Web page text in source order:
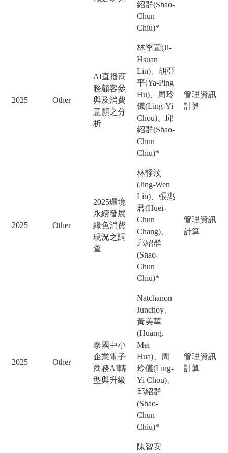
紹群(Shao-
Chun
Chiu)*
2025 Other
AI直播商
務顧客參
與及消費
意願之分
析
林季萱(Ji-
Hsuan
Lin)、胡亞
平(Ya-Ping
Hu)、周玲
儀(Ling-Yi
Chou)、邱
紹群(Shao-
Chun
Chiu)*
管理資訊
計算
2025 Other
2025環境
永續發展
綠色消費
現況之調
查
林靜汶
(Jing-Wen
Lin)、張惠
君(Huei-
Chun
Chang)、
邱紹群
(Shao-
Chun
Chiu)*
管理資訊
計算
2025 Other
泰國中小
企業電子
商務AI轉
型與升級
Natchanon
Junchoy、
黃美華
(Huang,
Mei
Hua)、周
玲儀(Ling-
Yi Chou)、
邱紹群
(Shao-
Chun
Chiu)*
管理資訊
計算
陳智安